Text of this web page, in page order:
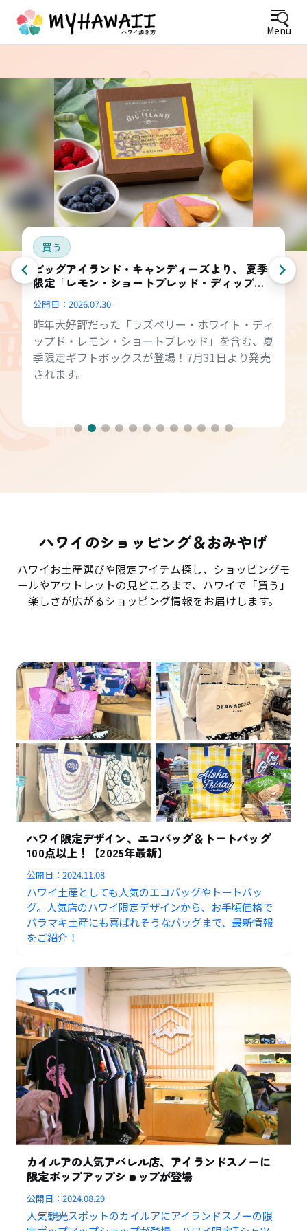
Menu
買う
ビッグアイランド・キャンディーズより、 夏季
限定「レモン・ショートブレッド・ディップ
公開日： 2026.07.30
昨年大好評だった「ラズベリー・ホワイト・ディ
ップド・レモン・ショートブレッド」を含む、夏
季限定ギフトボックスが登場！7月31日より発売
されます。
ハワイのショッピング＆おみやげ
ハワイお土産選びや限定アイテム探し、ショッピングモ
ールやアウトレットの見どころまで、ハワイで「買う」
楽しさが広がるショッピング情報をお届けします。
ハワイ限定デザイン、エコバッグ＆トートバッグ
100点以上！【2025年最新】
公開日：2024.11.08
ハワイ土産としても人気のエコバッグやトートバッ
グ。人気店のハワイ限定デザインから、お手頃価格で
バラマキ土産にも喜ばれそうなバッグまで、最新情報
をご紹介！
カイルアの人気アパレル店、アイランドスノーに
限定ポップアップショップが登場
公開日：2024.08.29
人気観光スポットのカイルアにアイランドスノーの限